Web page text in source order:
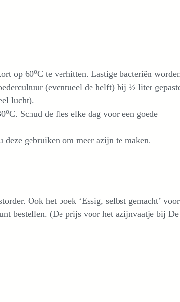
op 60oC te verhitten. Lastige bacteriën
(eventueel de helft) bij ½ liter
lucht).
oC. Schud de fles elke dag voor een goede
gebruiken om meer azijn te maken.
Ook het boek ‘Essig, selbst gemacht’
bestellen. (De prijs voor het azijnvaatje bij